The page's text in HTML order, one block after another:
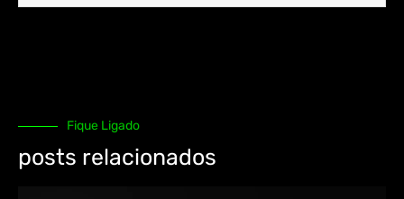
Fique Ligado
posts relacionados